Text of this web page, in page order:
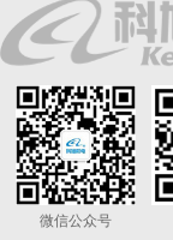
微信公众号